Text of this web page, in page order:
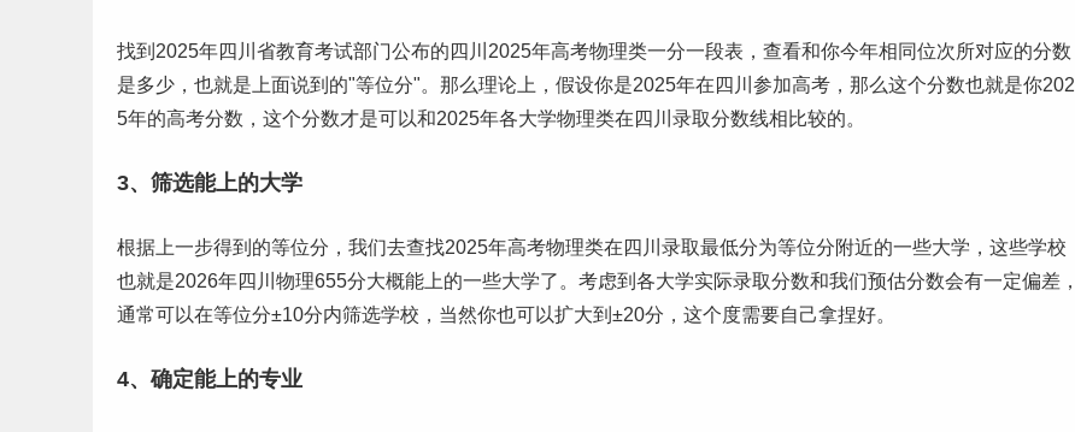
找到2025年四川省教育考试部门公布的四川2025年高考物理类一分一段表，查看和你今年相同位次所对应的分数
是多少，也就是上面说到的"等位分"。那么理论上，假设你是2025年在四川参加高考，那么这个分数也就是你202
5年的高考分数，这个分数才是可以和2025年各大学物理类在四川录取分数线相比较的。
3、筛选能上的大学
根据上一步得到的等位分，我们去查找2025年高考物理类在四川录取最低分为等位分附近的一些大学，这些学校
也就是2026年四川物理655分大概能上的一些大学了。考虑到各大学实际录取分数和我们预估分数会有一定偏差，
通常可以在等位分±10分内筛选学校，当然你也可以扩大到±20分，这个度需要自己拿捏好。
4、确定能上的专业